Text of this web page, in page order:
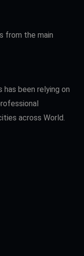
from the main
been relying on
across World.